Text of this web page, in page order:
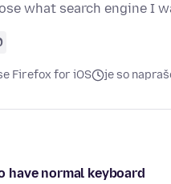
what search engine I
Firefox for iOS je so
have normal keyboard